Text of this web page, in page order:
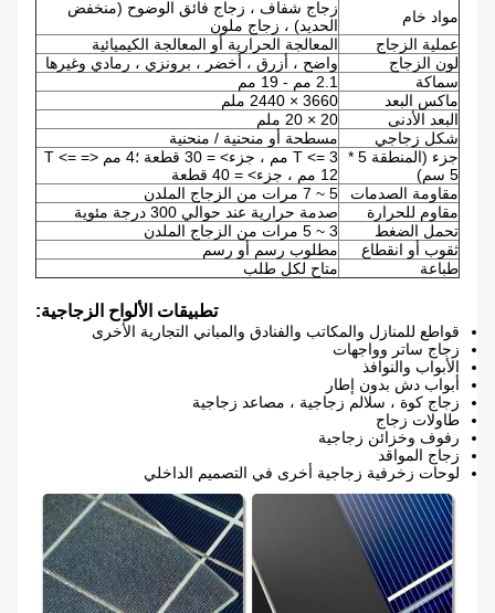
مواد خام
زجاج شفاف ، زجاج فائق الوضوح (منخفض
الحديد) ، زجاج ملون
عملية الزجاج
المعالجة الحرارية أو المعالجة الكيميائية
لون الزجاج
واضح ، أزرق ، أخضر ، برونزي ، رمادي وغيرها
سماكة
2.1 مم - 19 مم
ماكس البعد
3660 × 2440 ملم
البعد الأدنى
20 × 20 ملم
شكل زجاجي
مسطحة أو منحنية / منحنية
جزء (المنطقة 5 *
5 سم)
T <= 3 مم ، جزء> = 30 قطعة ؛4 مم <= T <=
12 مم ، جزء> = 40 قطعة
مقاومة الصدمات
5 ~ 7 مرات من الزجاج الملدن
مقاوم للحرارة
صدمة حرارية عند حوالي 300 درجة مئوية
تحمل الضغط
3 ~ 5 مرات من الزجاج الملدن
ثقوب أو انقطاع
مطلوب رسم أو رسم
طباعة
متاح لكل طلب
تطبيقات الألواح الزجاجية:
قواطع للمنازل والمكاتب والفنادق والمباني التجارية الأخرى
زجاج ساتر وواجهات
الأبواب والنوافذ
أبواب دش بدون إطار
زجاج كوة ، سلالم زجاجية ، مصاعد زجاجية
طاولات زجاج
رفوف وخزائن زجاجية
زجاج المواقد
لوحات زخرفية زجاجية أخرى في التصميم الداخلي